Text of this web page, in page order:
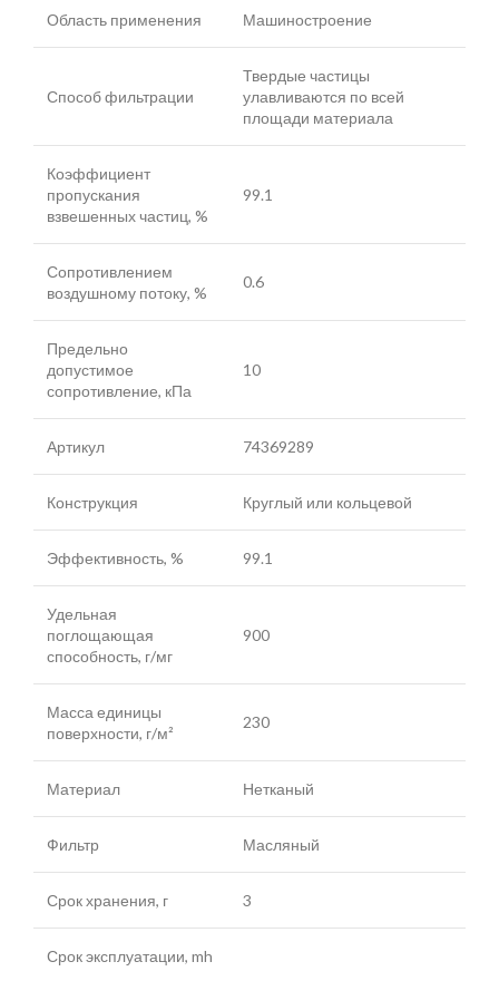
Область применения Машиностроение
Способ фильтрации
Твердые частицы
улавливаются по всей
площади материала
Коэффициент
пропускания
взвешенных частиц, %
99.1
Сопротивлением
воздушному потоку, %
0.6
Предельно
допустимое
сопротивление, кПа
10
Артикул 74369289
Конструкция Круглый или кольцевой
Эффективность, % 99.1
Удельная
поглощающая
способность, г/мг
900
Масса единицы
поверхности, г/м²
230
Материал Нетканый
Фильтр Масляный
Срок хранения, г 3
Срок эксплуатации, mh